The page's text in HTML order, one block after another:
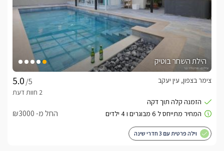
הילת השחר בוטיק
/5
צימר בצפון, עין יעקב
החל מ- ₪3000
וילה פרטית עם 3 חדרי שינה